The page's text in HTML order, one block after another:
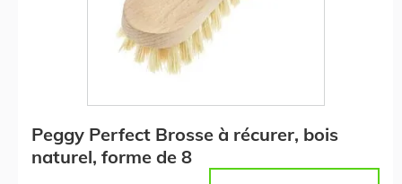
Peggy Perfect Brosse à récurer, bois
naturel, forme de 8